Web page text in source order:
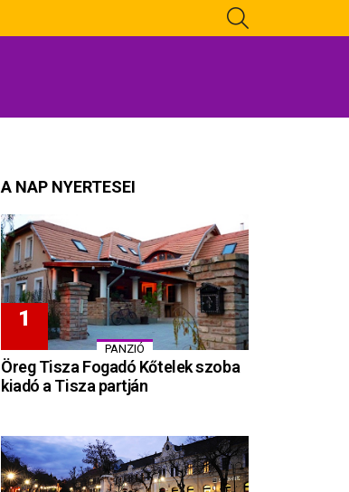
A NAP NYERTESEI
PANZIÓ
Öreg Tisza Fogadó Kőtelek szoba
kiadó a Tisza partján